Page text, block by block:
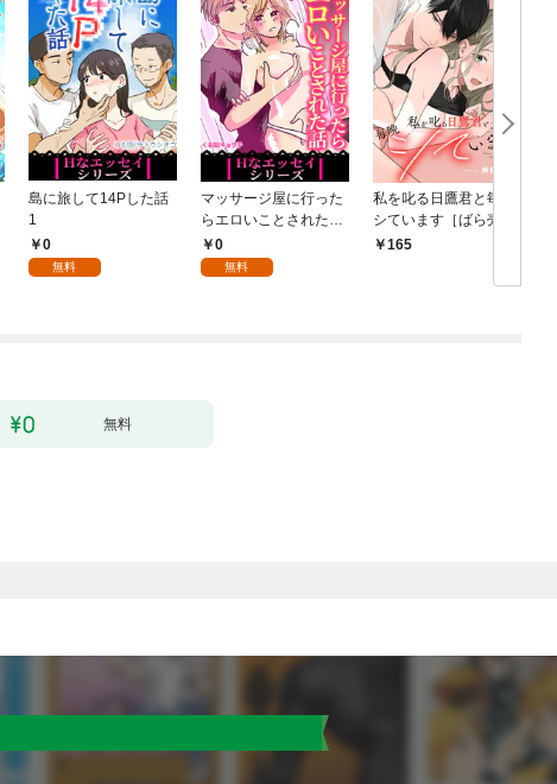
島に旅して14Pした話
1
0
無料
マッサージ屋に行った
らエロいことされた話
1 0
無料
私を叱る日鷹君と毎晩
シています［ばら売
り］ 第1話
165
無料